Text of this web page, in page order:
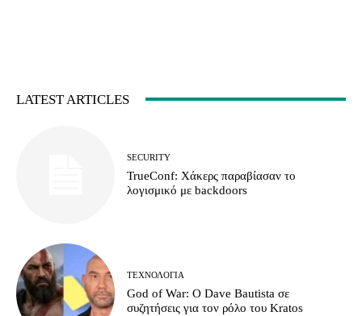
LATEST ARTICLES
SECURITY
TrueConf: Χάκερς παραβίασαν το
λογισμικό με backdoors
ΤΕΧΝΟΛΟΓΊΑ
God of War: Ο Dave Bautista σε
συζητήσεις για τον ρόλο του Kratos